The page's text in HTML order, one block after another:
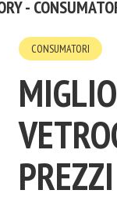
-
CONSUMATORI
PREZZI